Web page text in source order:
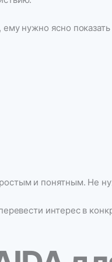
ему нужно ясно
и понятным. Не
интерес в